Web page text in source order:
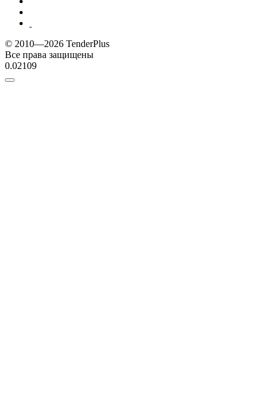
© 2010—2026 TenderPlus
Все права защищены
0.02109